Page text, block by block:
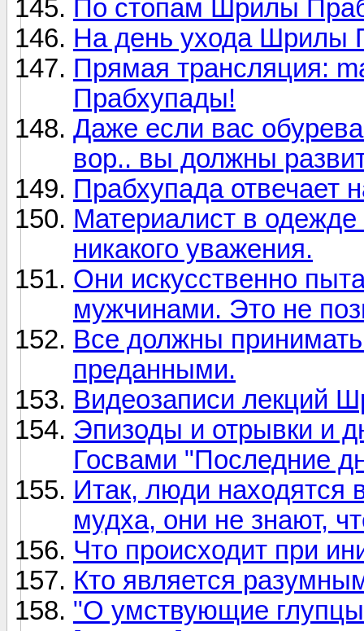
По стопам Шрилы
На день ухода Шрилы
Прямая трансляция:
Прабхупады!
Даже если вас
вор.. вы должны
Прабхупада отвечает
Материалист в
никакого уважения.
Они искусственно
мужчинами. Это не
Все должны
преданными.
Видеозаписи лекций
Эпизоды и отрывки и
Госвами "Последние
Итак, люди находятся
мудха, они не знают,
Что происходит при
Кто является
"О умствующие